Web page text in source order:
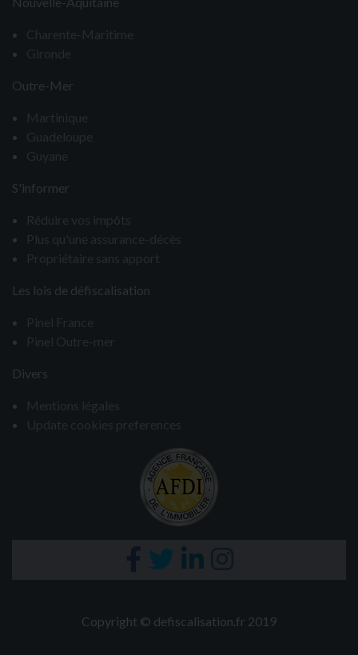
Charente-Maritime
Gironde
Outre-Mer
Martinique
Guadeloupe
Guyane
S'informer
Réduire vos impôts
Plus qu'une assurance-décès
Propriétaire sans apport
Les lois de défiscalisation
Pinel France
Pinel Outre-mer
Divers
Mentions légales
Update cookies preferences
Copyright © defiscalisation.fr 2019